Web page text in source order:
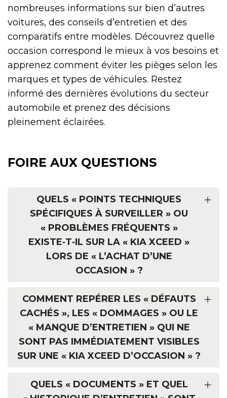
nombreuses informations sur bien d’autres
voitures, des conseils d’entretien et des
comparatifs entre modèles. Découvrez quelle
occasion correspond le mieux à vos besoins et
apprenez comment éviter les pièges selon les
marques et types de véhicules. Restez
informé des dernières évolutions du secteur
automobile et prenez des décisions
pleinement éclairées.
FOIRE AUX QUESTIONS
QUELS « POINTS TECHNIQUES
SPÉCIFIQUES À SURVEILLER » OU
« PROBLÈMES FRÉQUENTS »
EXISTE‑T‑IL SUR LA « KIA XCEED »
LORS DE « L’ACHAT D’UNE
OCCASION » ?
COMMENT REPÉRER LES « DÉFAUTS
CACHÉS », LES « DOMMAGES » OU LE
« MANQUE D’ENTRETIEN » QUI NE
SONT PAS IMMÉDIATEMENT VISIBLES
SUR UNE « KIA XCEED D’OCCASION » ?
QUELS « DOCUMENTS » ET QUEL